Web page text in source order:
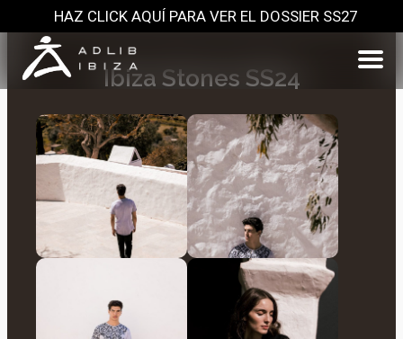
HAZ CLICK AQUÍ PARA VER EL DOSSIER SS27
Ibiza Stones SS24